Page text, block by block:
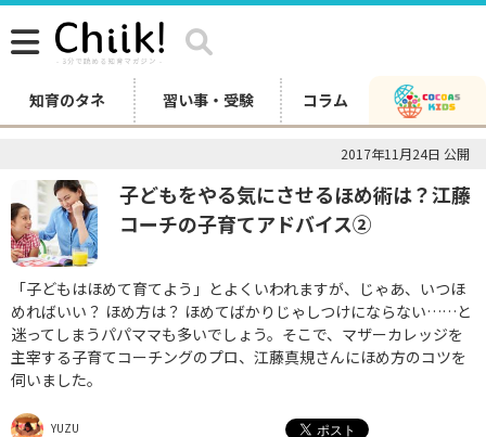
知育のタネ 習い事・受験 コラム
2017年11月24日 公開
子どもをやる気にさせるほめ術は？江藤
コーチの子育てアドバイス②
「子どもはほめて育てよう」とよくいわれますが、じゃあ、いつほ
めればいい？ ほめ方は？ ほめてばかりじゃしつけにならない……と
迷ってしまうパパママも多いでしょう。そこで、マザーカレッジを
主宰する子育てコーチングのプロ、江藤真規さんにほめ方のコツを
伺いました。
YUZU